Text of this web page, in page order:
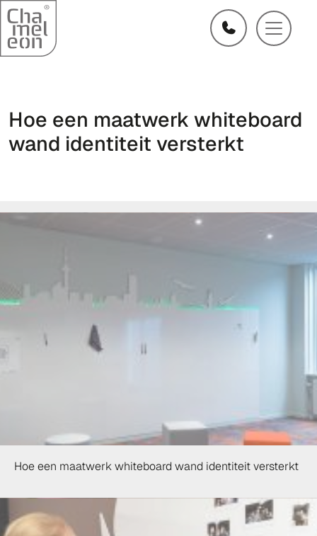
Hoe een maatwerk whiteboard
wand identiteit versterkt
Hoe een maatwerk whiteboard wand identiteit versterkt